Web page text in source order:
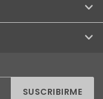
SUSCRIBIRME